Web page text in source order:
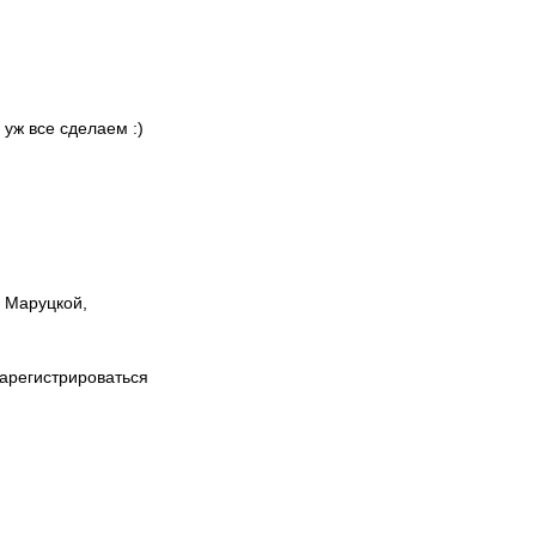
уж все сделаем :)